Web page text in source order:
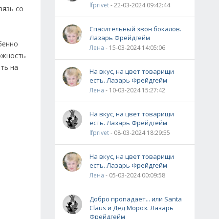
со
на
lfprivet- 22-03-2024 09:42:44
Спасительный звон бокалов.
Лазарь Фрейдгейм
Лена - 15-03-2024 14:05:06
На вкус, на цвет товарищи
есть. Лазарь Фрейдгейм
Лена - 10-03-2024 15:27:42
На вкус, на цвет товарищи
есть. Лазарь Фрейдгейм
lfprivet- 08-03-2024 18:29:55
На вкус, на цвет товарищи
есть. Лазарь Фрейдгейм
Лена - 05-03-2024 00:09:58
Добро пропадает... или Santa
Claus и Дед Мороз. Лазарь
Фрейдгейм